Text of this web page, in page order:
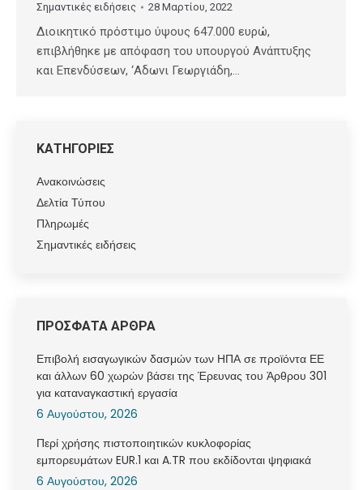
Σημαντικές ειδήσεις 28 Μαρτίου, 2022
Διοικητικό πρόστιμο ύψους 647.000 ευρώ,
επιβλήθηκε με απόφαση του υπουργού Ανάπτυξης
και Επενδύσεων, ‘Αδωνι Γεωργιάδη,…
ΚΑΤΗΓΟΡΙΕΣ
Ανακοινώσεις
Δελτία Τύπου
Πληρωμές
Σημαντικές ειδήσεις
ΠΡΟΣΦΑΤΑ ΑΡΘΡΑ
Επιβολή εισαγωγικών δασμών των ΗΠΑ σε προϊόντα ΕΕ
και άλλων 60 χωρών βάσει της Έρευνας του Άρθρου 301
για καταναγκαστική εργασία
6 Αυγούστου, 2026
Περί χρήσης πιστοποιητικών κυκλοφορίας
εμπορευμάτων EUR.1 και A.TR που εκδίδονται ψηφιακά
6 Αυγούστου, 2026